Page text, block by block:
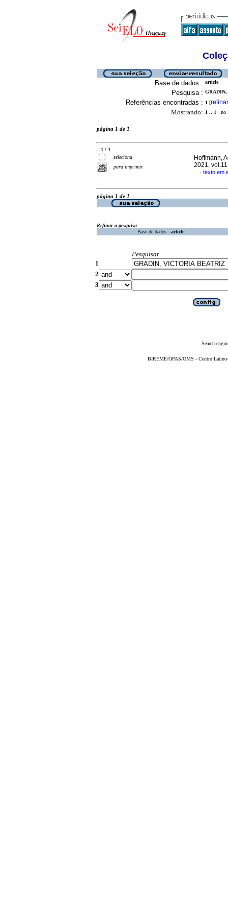
Base de dados : article
Pesquisa :
Referências encontradas : 1 [refinar
Mostrando: 1 .. 1 no
página 1 de 1
1 / 1
seleciona
para imprimir
Hoffmann,
2021,
· texto em
página 1 de 1
Refinar a pesquisa
Base de dados : article
Pesquisar
1
2
3
Search
BIREME/OPAS/OMS - Centro Latino-